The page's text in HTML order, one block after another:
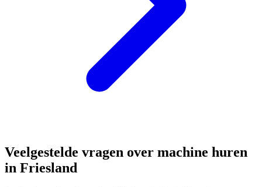
Veelgestelde vragen over machine huren
in Friesland